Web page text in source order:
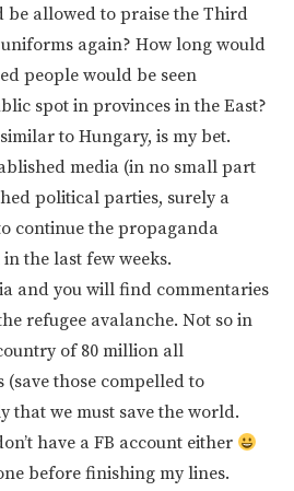
be allowed to praise the Third
again? How long would
people would be seen
spot in provinces in the East?
to Hungary, is my bet.
media (in no small part
political parties, surely a
continue the propaganda
the last few weeks.
and you will find commentaries
refugee avalanche. Not so in
of 80 million all
those compelled to
that we must save the world.
have a FB account either
before finishing my lines.